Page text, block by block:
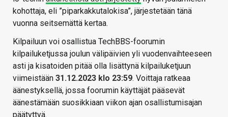
kohottaja, eli ”piparkakkutalokisa”, järjestetään tänä
vuonna seitsemättä kertaa.
Kilpailuun voi osallistua TechBBS-foorumin
kilpailuketjussa joulun välipäivien yli vuodenvaihteeseen
asti ja kisatoiden pitää olla lisättynä kilpailuketjuun
viimeistään 31.12.2023 klo 23:59. Voittaja ratkeaa
äänestyksellä, jossa foorumin käyttäjät pääsevät
äänestämään suosikkiaan viikon ajan osallistumisajan
päätyttyä.